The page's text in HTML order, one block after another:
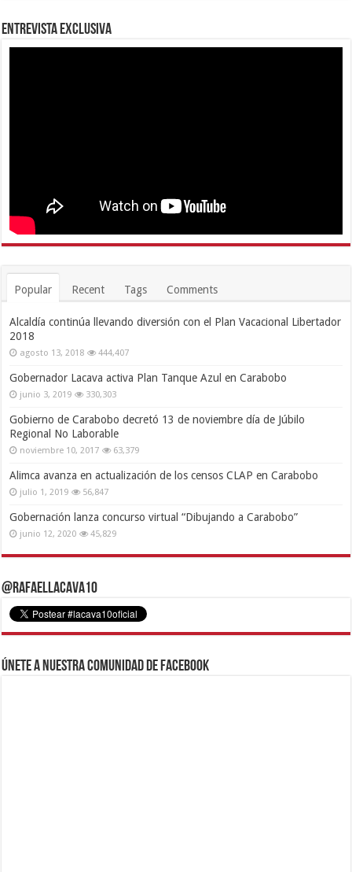
Entrevista Exclusiva
Popular Recent Tags Comments
Alcaldía continúa llevando diversión con el Plan Vacacional Libertador
2018
agosto 13, 2018 444,407
Gobernador Lacava activa Plan Tanque Azul en Carabobo
junio 3, 2019 330,303
Gobierno de Carabobo decretó 13 de noviembre día de Júbilo
Regional No Laborable
noviembre 10, 2017 63,379
Alimca avanza en actualización de los censos CLAP en Carabobo
julio 1, 2019 56,847
Gobernación lanza concurso virtual “Dibujando a Carabobo”
junio 12, 2020 45,829
@RafaelLacava10
Únete a nuestra comunidad de Facebook